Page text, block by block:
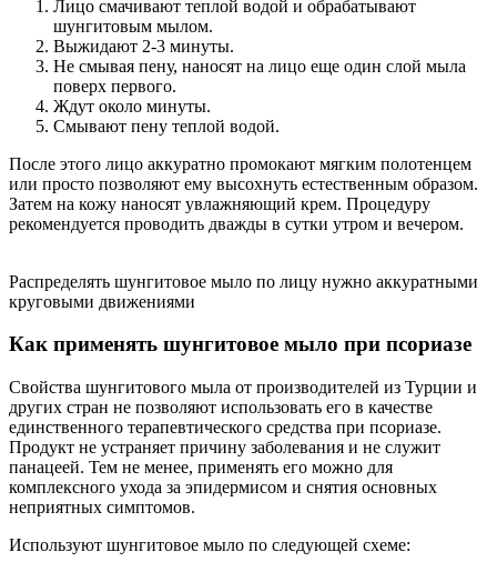
Лицо смачивают теплой водой и обрабатывают
шунгитовым мылом.
Выжидают 2-3 минуты.
Не смывая пену, наносят на лицо еще один слой мыла
поверх первого.
Ждут около минуты.
Смывают пену теплой водой.
После этого лицо аккуратно промокают мягким полотенцем
или просто позволяют ему высохнуть естественным образом.
Затем на кожу наносят увлажняющий крем. Процедуру
рекомендуется проводить дважды в сутки утром и вечером.
Распределять шунгитовое мыло по лицу нужно аккуратными
круговыми движениями
Как применять шунгитовое мыло при псориазе
Свойства шунгитового мыла от производителей из Турции и
других стран не позволяют использовать его в качестве
единственного терапевтического средства при псориазе.
Продукт не устраняет причину заболевания и не служит
панацеей. Тем не менее, применять его можно для
комплексного ухода за эпидермисом и снятия основных
неприятных симптомов.
Используют шунгитовое мыло по следующей схеме: